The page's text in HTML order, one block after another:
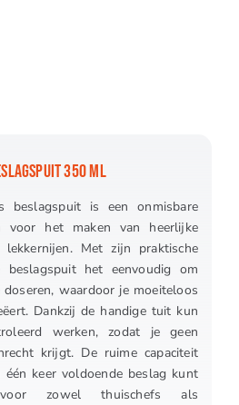
350 ML
beslagspuit is een onmisbare
voor het maken van heerlijke
Met zijn praktische
beslagspuit het eenvoudig om
waardoor je moeiteloos
Dankzij de handige tuit kun
werken, zodat je geen
krijgt. De ruime capaciteit
keer voldoende beslag kunt
zowel thuischefs als